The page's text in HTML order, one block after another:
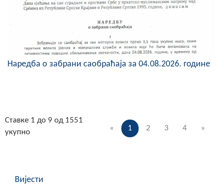
Наредба о забрани саобраћаја за 04.08.2026. године
« 1 2 3 4 »
Ставке 1 до 9 од 1551
укупно
Вијести